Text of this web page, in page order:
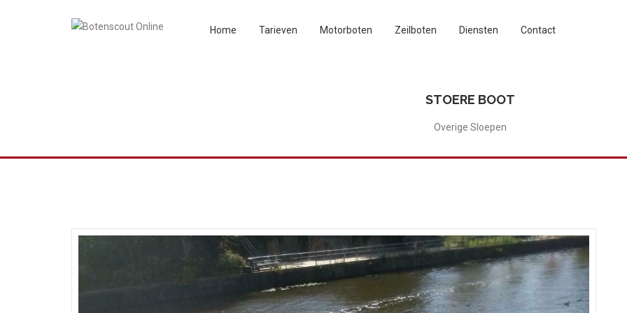
Home Tarieven Motorboten Zeilboten Diensten Contact
STOERE BOOT
Overige Sloepen